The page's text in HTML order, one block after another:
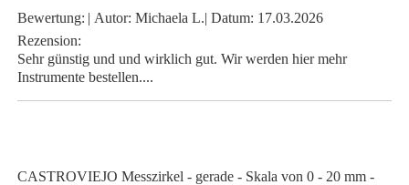
Bewertung: | Autor: Michaela L.| Datum: 17.03.2026
Rezension:
Sehr günstig und und wirklich gut. Wir werden hier mehr
Instrumente bestellen....
CASTROVIEJO Messzirkel - gerade - Skala von 0 - 20 mm -